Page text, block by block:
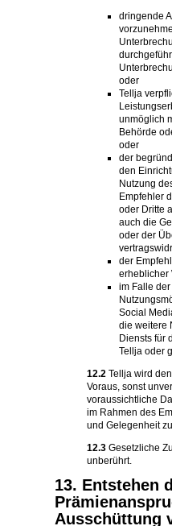
dringende
oder
Tellja
unmöglich
Behörde
oder
der
den
Nutzung
Empfehler
oder Dritte
auch die
oder der
der
erheblicher
im Falle
Social
die weitere
Diensts für
Tellja oder
12.2 Tellja wird
Voraus, sonst
voraussichtliche
im Rahmen des
und Gelegenheit
12.3 Gesetzliche
unberührt.
13. Entstehen
Ausschüttung